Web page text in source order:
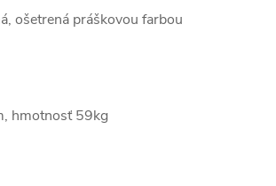
ošetrená práškovou farbou
hmotnosť 59kg